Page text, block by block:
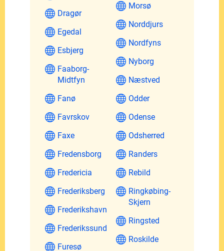
Dragør
Egedal
Esbjerg
Faaborg-
Midtfyn
Fanø
Favrskov
Faxe
Fredensborg
Fredericia
Frederiksberg
Frederikshavn
Frederikssund
Furesø
Morsø
Norddjurs
Nordfyns
Nyborg
Næstved
Odder
Odense
Odsherred
Randers
Rebild
Ringkøbing-
Skjern
Ringsted
Roskilde